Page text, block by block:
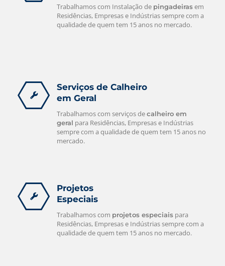
Trabalhamos com Instalação de pingadeirasem
Residências, Empresas e Indústrias sempre com a
qualidade de quem tem 15 anos no mercado.
Serviços de Calheiro
em Geral
Trabalhamos com serviços decalheiro em
geral para Residências, Empresas e Indústrias
sempre com a qualidade de quem tem 15 anos no
mercado.
Projetos
Especiais
Trabalhamos com projetos especiais para
Residências, Empresas e Indústrias sempre com a
qualidade de quem tem 15 anos no mercado.